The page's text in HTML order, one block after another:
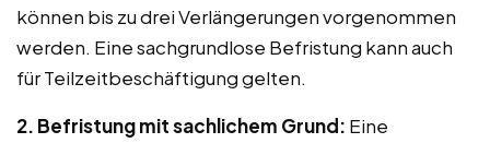
können bis zu drei Verlängerungen vorgenommen
werden. Eine sachgrundlose Befristung kann auch
für Teilzeitbeschäftigung gelten.
2. Befristung mit sachlichem Grund: Eine